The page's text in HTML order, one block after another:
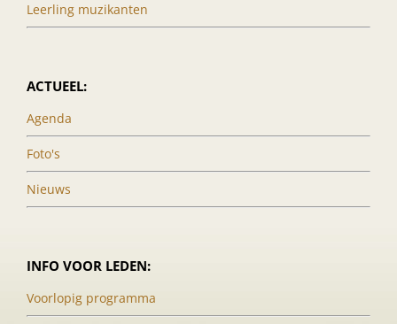
Leerling muzikanten
ACTUEEL:
Agenda
Foto's
Nieuws
INFO VOOR LEDEN:
Voorlopig programma